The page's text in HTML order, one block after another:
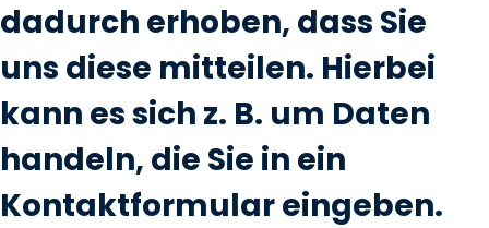
dadurch erhoben, dass Sie
uns diese mitteilen. Hierbei
kann es sich z. B. um Daten
handeln, die Sie in ein
Kontaktformular eingeben.